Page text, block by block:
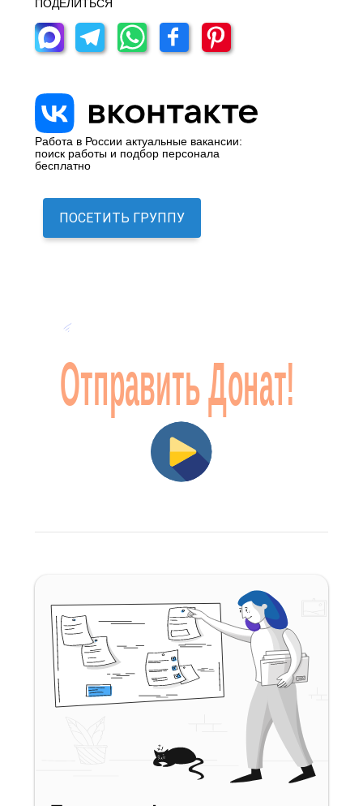
ПОДЕЛИТЬСЯ
Работа в России актуальные вакансии:
поиск работы и подбор персонала
бесплатно
ПОСЕТИТЬ ГРУППУ